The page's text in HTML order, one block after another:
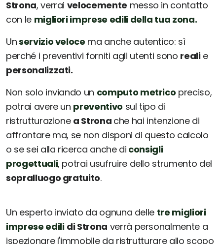
Strona, verrai velocemente messo in contatto
con le migliori imprese edili della tua zona.
Unservizio veloce ma anche autentico: sì
perché i preventivi forniti agli utenti sono realie
personalizzati.
Non solo inviando un computo metrico preciso,
potrai avere un preventivo sul tipo di
ristrutturazione a Strona che hai intenzione di
affrontare ma, se non disponi di questo calcolo
o se sei alla ricerca anche di consigli
progettuali, potrai usufruire dello strumento del
sopralluogo gratuito.
Un esperto inviato da ognuna delle tre migliori
imprese edili di Strona verrà personalmente a
ispezionare l'immobile da ristrutturare allo scopo